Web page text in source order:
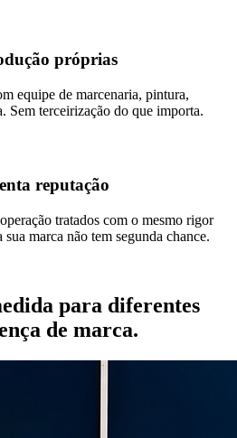
próprias
equipe de marcenaria, pintura,
Sem terceirização do que importa.
reputação
tratados com o mesmo rigor
marca não tem segunda chance.
para diferentes
de marca.